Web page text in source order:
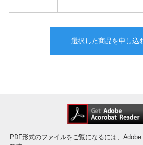
選択した商品を申し込
PDF形式のファイルをご覧になるには、